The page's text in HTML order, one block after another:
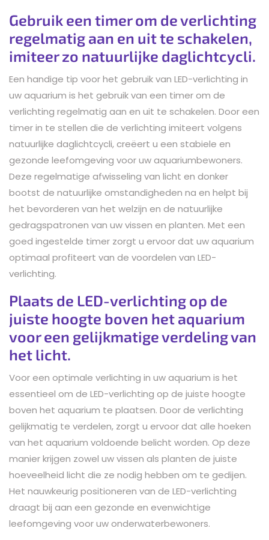
Gebruik een timer om de verlichting
regelmatig aan en uit te schakelen,
imiteer zo natuurlijke daglichtcycli.
Een handige tip voor het gebruik van LED-verlichting in
uw aquarium is het gebruik van een timer om de
verlichting regelmatig aan en uit te schakelen. Door een
timer in te stellen die de verlichting imiteert volgens
natuurlijke daglichtcycli, creëert u een stabiele en
gezonde leefomgeving voor uw aquariumbewoners.
Deze regelmatige afwisseling van licht en donker
bootst de natuurlijke omstandigheden na en helpt bij
het bevorderen van het welzijn en de natuurlijke
gedragspatronen van uw vissen en planten. Met een
goed ingestelde timer zorgt u ervoor dat uw aquarium
optimaal profiteert van de voordelen van LED-
verlichting.
Plaats de LED-verlichting op de
juiste hoogte boven het aquarium
voor een gelijkmatige verdeling van
het licht.
Voor een optimale verlichting in uw aquarium is het
essentieel om de LED-verlichting op de juiste hoogte
boven het aquarium te plaatsen. Door de verlichting
gelijkmatig te verdelen, zorgt u ervoor dat alle hoeken
van het aquarium voldoende belicht worden. Op deze
manier krijgen zowel uw vissen als planten de juiste
hoeveelheid licht die ze nodig hebben om te gedijen.
Het nauwkeurig positioneren van de LED-verlichting
draagt bij aan een gezonde en evenwichtige
leefomgeving voor uw onderwaterbewoners.